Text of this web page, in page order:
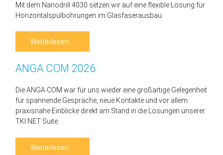
Mit dem Nanodrill 4030 setzen wir auf eine flexible Lösung für
Horizontalspülbohrungen im Glasfaserausbau.
Weiterlesen …
ANGA COM 2026
Die ANGA COM war für uns wieder eine großartige Gelegenheit
für spannende Gespräche, neue Kontakte und vor allem:
praxisnahe Einblicke direkt am Stand in die Lösungen unserer
TKI NET Suite.
Weiterlesen …